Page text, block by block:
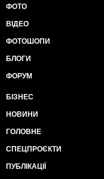
ФОТО
ВІДЕО
ФОТОШОПИ
БЛОГИ
ФОРУМ
БІЗНЕС
НОВИНИ
ГОЛОВНЕ
СПЕЦПРОЄКТИ
ПУБЛІКАЦІЇ